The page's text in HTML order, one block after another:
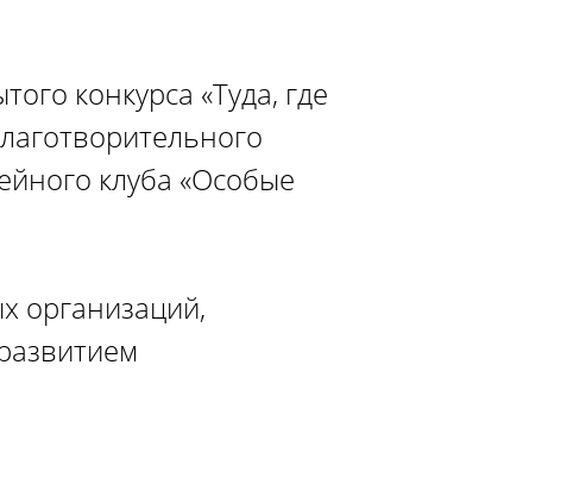
конкурса «Туда, где
клуба «Особые
организаций,